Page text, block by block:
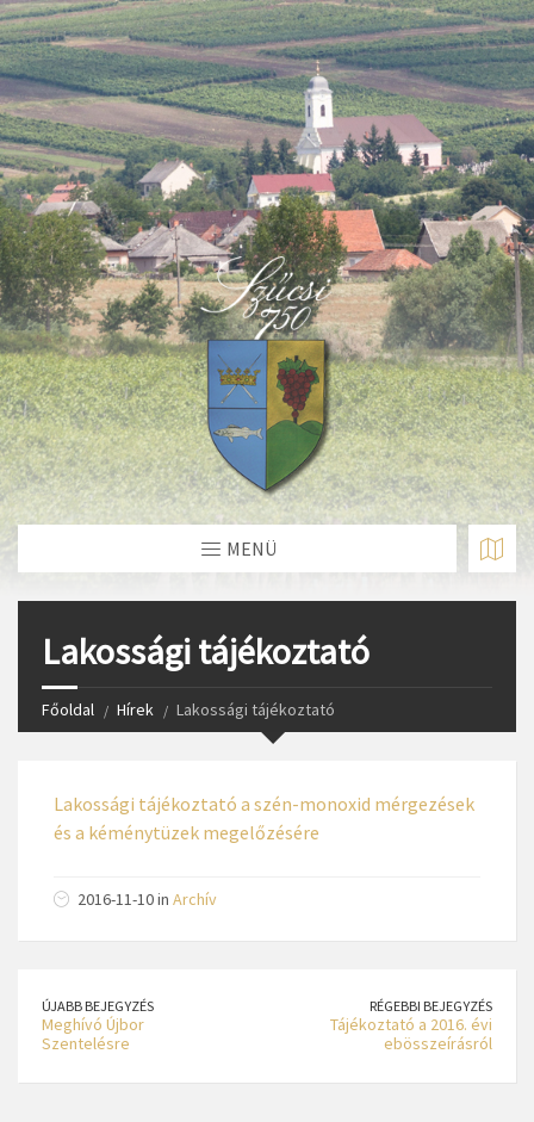
Deprecated: Function create_function() is deprecated in
/home/fastvisi/szucsi.hu/wp-
content/themes/townpress/functions.phpon line237
Deprecated: Function create_function() is deprecated in
/home/fastvisi/szucsi.hu/wp-
content/themes/townpress/functions.phpon line282
Deprecated: Function create_function() is deprecated in
/home/fastvisi/szucsi.hu/wp-
content/themes/townpress/functions.php on line284
MENÜ
Lakossági tájékoztató
Főoldal Hírek Lakossági tájékoztató
Lakossági tájékoztató a szén-monoxid mérgezések
és a kéménytüzek megelőzésére
2016-11-10 in Archív
ÚJABB BEJEGYZÉS
Meghívó Újbor
Szentelésre
RÉGEBBI BEJEGYZÉS
Tájékoztató a 2016. évi
ebösszeírásról